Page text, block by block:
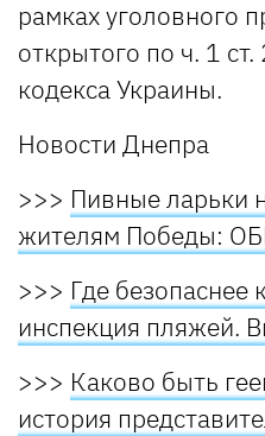
рамках уголовного
открытого по ч. 1
кодекса Украины.
Новости Днепра
>>> Пивные ларьки
жителям Победы:
>>> Где безопаснее
инспекция пляжей.
>>> Каково быть
история